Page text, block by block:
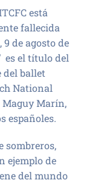
está
fallecida
de agosto de
es el título del
del ballet
National
Maguy Marín,
españoles.
sombreros,
ejemplo de
del mundo